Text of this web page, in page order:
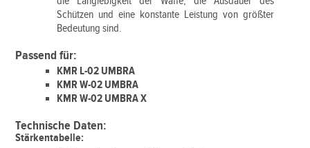
Schützen und eine konstante Leistung von größter
Bedeutung sind.
Passend für:
KMR L-02 UMBRA
KMR W-02 UMBRA
KMR W-02 UMBRA X
Technische Daten:
Stärkentabelle: